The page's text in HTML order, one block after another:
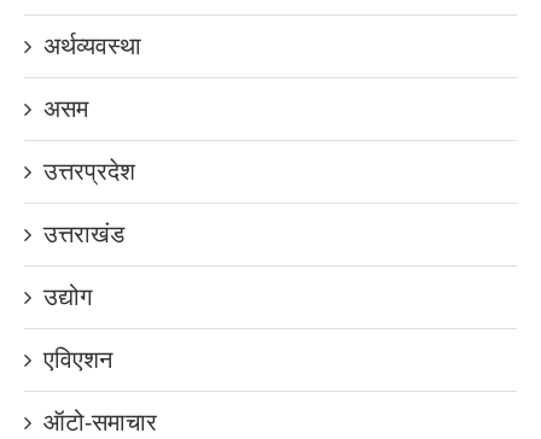
अर्थव्यवस्था
असम
उत्तरप्रदेश
उत्तराखंड
उद्योग
एविएशन
ऑटो-समाचार